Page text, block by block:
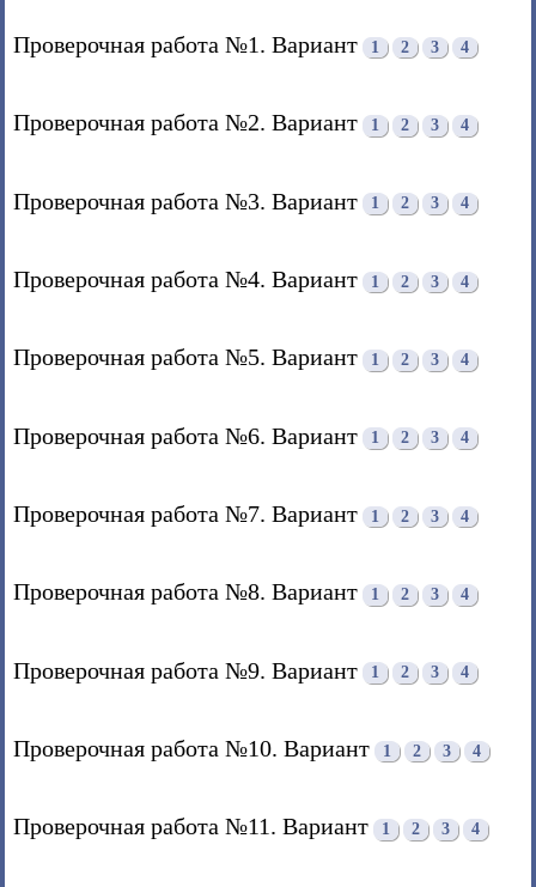
Проверочная работа №1. Вариант 1 2 3 4
Проверочная работа №2. Вариант 1 2 3 4
Проверочная работа №3. Вариант 1 2 3 4
Проверочная работа №4. Вариант 1 2 3 4
Проверочная работа №5. Вариант 1 2 3 4
Проверочная работа №6. Вариант 1 2 3 4
Проверочная работа №7. Вариант 1 2 3 4
Проверочная работа №8. Вариант 1 2 3 4
Проверочная работа №9. Вариант 1 2 3 4
Проверочная работа №10. Вариант 1 2 3 4
Проверочная работа №11. Вариант 1 2 3 4